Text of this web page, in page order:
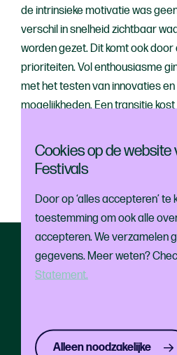
Cookies op de website
Festivals
Door op ‘alles accepteren’ te
toestemming om ook alle
accepteren. We verzamelen
gegevens. Meer weten?
Statement.
Alleen noodzakelijke
de intrinsieke motivatie was
verschil in snelheid zichtbaar
worden gezet. Dit komt ook door
prioriteiten. Vol enthousiasme
met het testen van innovaties
mogelijkheden. Een transitie
verdienen veel onderwerpen
paraplu duurzaamheid. De
Direct naar
Publieksbereik